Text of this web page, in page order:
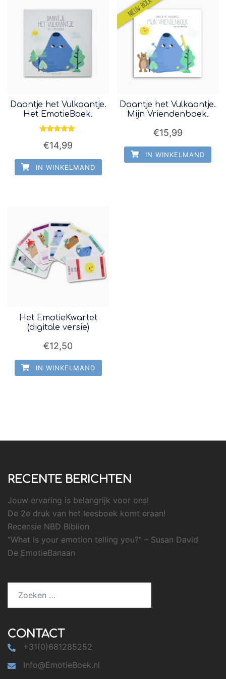
Daantje het Vulkaantje.
Het EmotieBoek.
5.00
uit 5
€14,99
IN WINKELMAND
Daantje het Vulkaantje.
Mijn Vriendenboek.
€15,99
IN WINKELMAND
Het EmotieKwartet
(digitale versie)
€12,50
IN WINKELMAND
RECENTE BERICHTEN
Jouw ervaring is belangrijk voor ons!
De 2e druk van het leesboek komt eraan!
Recensie NBD Biblion
“What is your emotion telling you?” – Susan David
De EmotieBanaan
naar:
CONTACT
+31(0)681285252
Info@EmotieBoek.nl